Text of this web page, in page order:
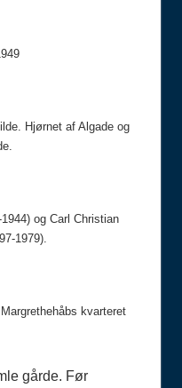
Hjørnet af Algade og
og Carl Christian
1979).
kvarteret
gårde. Før